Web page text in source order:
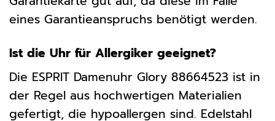
eines Garantieanspruchs benötigt werden.
Ist die Uhr für Allergiker geeignet?
Die ESPRIT Damenuhr Glory 88664523 ist in
der Regel aus hochwertigen Materialien
gefertigt, die hypoallergen sind. Edelstahl